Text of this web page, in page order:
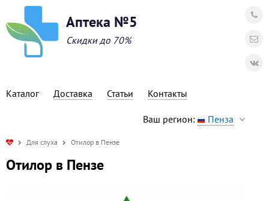
Аптека №5
Скидки до 70%
Каталог Доставка Статьи Контакты
Ваш регион: Пенза
Для слуха Отилор в Пензе
Отилор в Пензе